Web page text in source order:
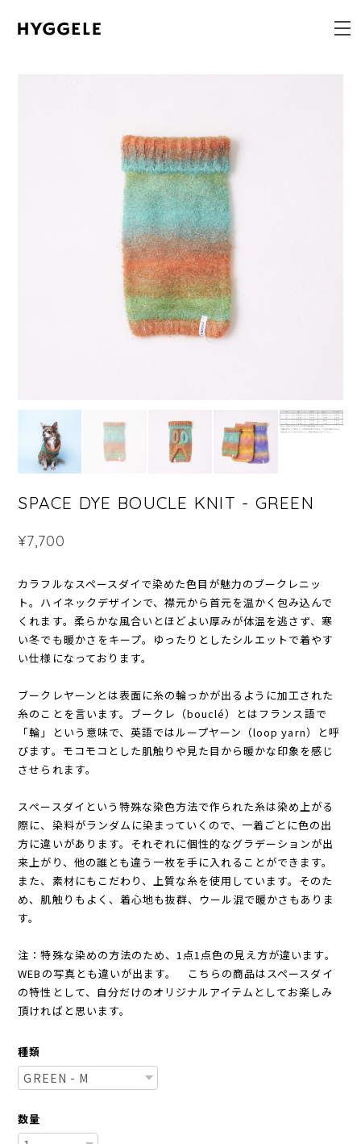
SPACE DYE BOUCLE KNIT - GREEN
¥7,700
カラフルなスペースダイで染めた色目が魅力のブークレニッ
ト。ハイネックデザインで、襟元から首元を温かく包み込んで
くれます。柔らかな風合いとほどよい厚みが体温を逃さず、寒
い冬でも暖かさをキープ。ゆったりとしたシルエットで着やす
い仕様になっております。
ブークレヤーンとは表面に糸の輪っかが出るように加工された
糸のことを言います。ブークレ（bouclé）とはフランス語で
「輪」という意味で、英語ではループヤーン（loop yarn）と呼
びます。モコモコとした肌触りや見た目から暖かな印象を感じ
させられます。
スぺースダイという特殊な染色方法で作られた糸は染め上がる
際に、染料がランダムに染まっていくので、一着ごとに色の出
方に違いがあります。それぞれに個性的なグラデーションが出
来上がり、他の誰とも違う一枚を手に入れることができます。
また、素材にもこだわり、上質な糸を使用しています。そのた
め、肌触りもよく、着心地も抜群、ウール混で暖かさもありま
す。
注：特殊な染めの方法のため、1点1点色の見え方が違います。
WEBの写真とも違いが出ます。 こちらの商品はスペースダイ
の特性として、自分だけのオリジナルアイテムとしてお楽しみ
頂ければと思います。
種類
数量